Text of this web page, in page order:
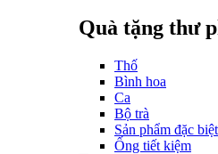
Quà tặng thư
Thố
Bình hoa
Ca
Bộ trà
Sản phẩm đặc biệt
Ống tiết kiệm